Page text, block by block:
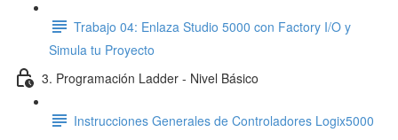
Trabajo 04: Enlaza Studio 5000 con Factory I/O y
Simula tu Proyecto
3. Programación Ladder - Nivel Básico
Instrucciones Generales de Controladores Logix5000